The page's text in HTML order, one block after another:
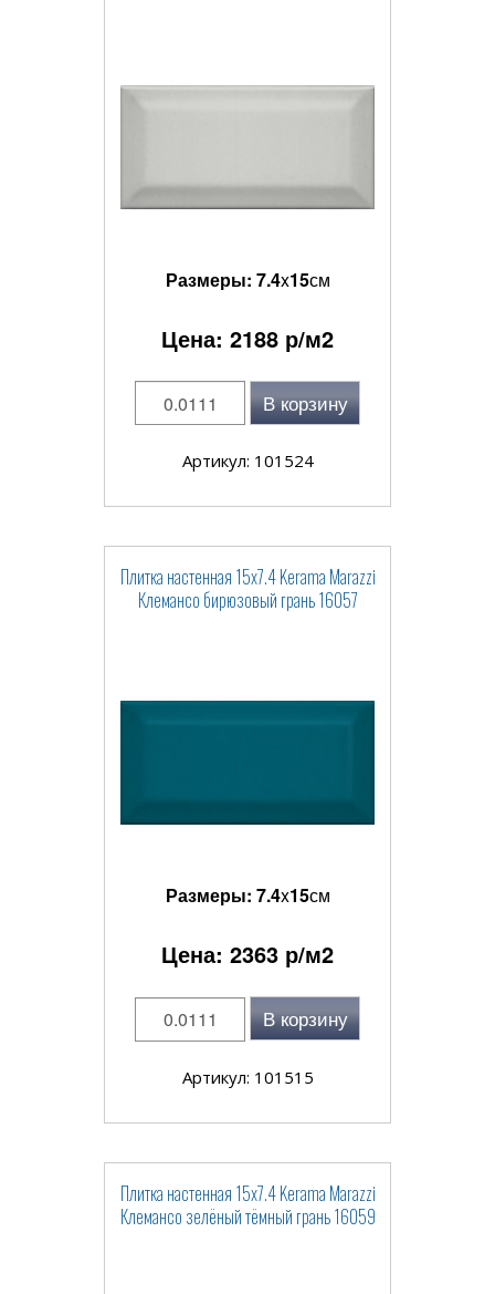
Размеры: 7.4x15см
Цена: 2188 р/м2
В корзину
Артикул: 101524
Плитка настенная 15x7.4 Kerama Marazzi
Клемансо бирюзовый грань 16057
Размеры: 7.4x15см
Цена: 2363 р/м2
В корзину
Артикул: 101515
Плитка настенная 15x7.4 Kerama Marazzi
Клемансо зелёный тёмный грань 16059